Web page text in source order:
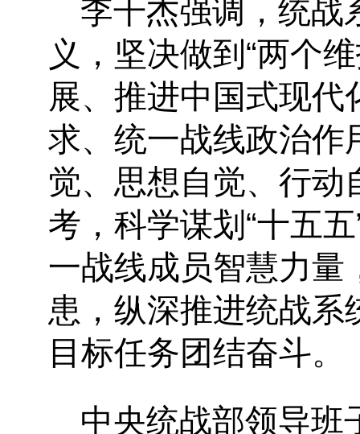
李干杰强调，统战
义，坚决做到“两个
展、推进中国式现
求、统一战线政治作
觉、思想自觉、行动
考，科学谋划“十五
一战线成员智慧力量
患，纵深推进统战系
目标任务团结奋斗。
中央统战部领导班